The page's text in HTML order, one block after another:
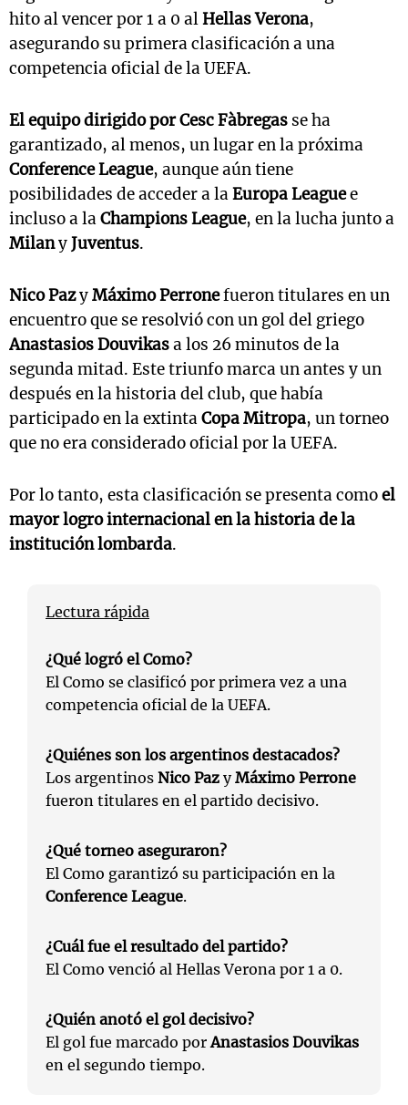
hito al vencer por 1 a 0 alHellas Verona,
asegurando su primera clasificación a una
competencia oficial de la UEFA.
El equipo dirigido por Cesc Fàbregas se ha
garantizado, al menos, un lugar en la próxima
Conference League, aunque aún tiene
posibilidades de acceder a laEuropa Leaguee
incluso a laChampions League, en la lucha junto a
MilanyJuventus.
Nico PazyMáximo Perronefueron titulares en un
encuentro que se resolvió con un gol del griego
Anastasios Douvikasa los 26 minutos de la
segunda mitad. Este triunfo marca un antes y un
después en la historia del club, que había
participado en la extintaCopa Mitropa, un torneo
que no era considerado oficial por la UEFA.
Por lo tanto, esta clasificación se presenta comoel
mayor logro internacional en la historia de la
institución lombarda.
Lectura rápida
¿Qué logró el Como?
El Como se clasificó por primera vez a una
competencia oficial de la UEFA.
¿Quiénes son los argentinos destacados?
Los argentinos Nico Paz yMáximo Perrone
fueron titulares en el partido decisivo.
¿Qué torneo aseguraron?
El Como garantizó su participación en la
Conference League.
¿Cuál fue el resultado del partido?
El Como venció al Hellas Verona por 1 a 0.
¿Quién anotó el gol decisivo?
El gol fue marcado por Anastasios Douvikas
en el segundo tiempo.